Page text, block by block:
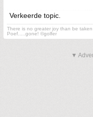
Verkeerde topic.
There is no greater joy than be
Poef.....gone! ©golfer
▼